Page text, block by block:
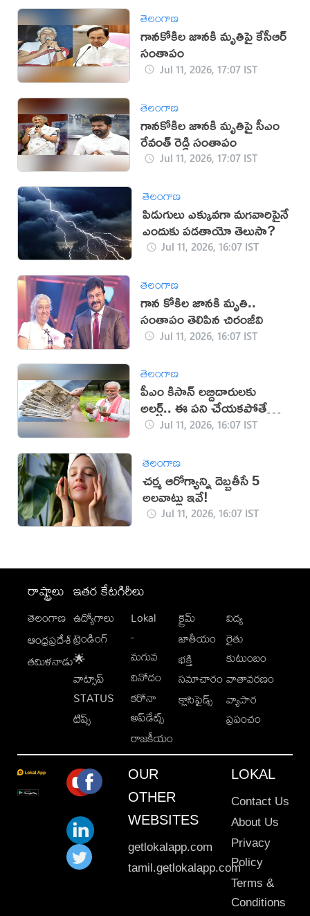
తెలంగాణ
గానకోకిల జానకి మృతిపై కేసీఆర్
సంతాపం
Jul 11, 2026, 17:07 IST
తెలంగాణ
గానకోకిల జానకి మృతిపై సీఎం
రేవంత్ రెడ్డి సంతాపం
Jul 11, 2026, 17:07 IST
తెలంగాణ
పిడుగులు ఎక్కువగా మగవారిపైనే
ఎందుకు పడతాయో తెలుసా?
Jul 11, 2026, 16:07 IST
తెలంగాణ
గాన కోకిల జానకి మృతి..
సంతాపం తెలిపిన చిరంజీవి
Jul 11, 2026, 16:07 IST
తెలంగాణ
పీఎం కిసాన్ లబ్దిదారులకు
అలర్ట్.. ఈ పని చేయకపోతే
డబ్బులు కట్!
Jul 11, 2026, 16:07 IST
తెలంగాణ
చర్మ ఆరోగ్యాన్ని దెబ్బతీసే 5
అలవాట్లు ఇవే!
Jul 11, 2026, 16:07 IST
రాష్ట్రాలు
తెలంగాణ
ఆంధ్రప్రదేశ్
తమిళనాడు
ఇతర కేటగిరీలు
ఉద్యోగాలు
ట్రెండింగ్
🌟
వాట్సాప్
STATUS
టిప్స్
Lokal
-
మగువ
వినోదం
కరోనా
అప్‌డేట్స్
రాజకీయం
క్రైమ్
జాతీయం
భక్తి
సమాచారం
క్లాసిఫైడ్స్
విద్య
రైతు
కుటుంబం
వాతావరణం
వ్యాపార
ప్రపంచం
OUR
OTHER
WEBSITES
getlokalapp.com
tamil.getlokalapp.com
LOKAL
Contact Us
About Us
Privacy
Policy
Terms &
Conditions